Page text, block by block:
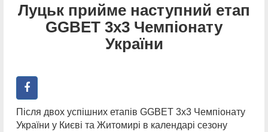
Луцьк прийме наступний етап
GGBET 3х3 Чемпіонату
України
Після двох успішних етапів GGBET 3х3 Чемпіонату
України у Києві та Житомирі в календарі сезону